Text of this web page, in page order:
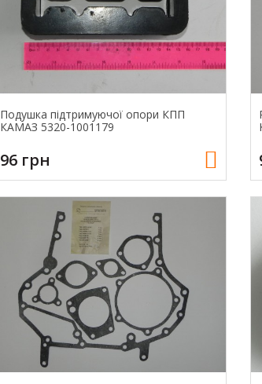
Подушка підтримуючої опори КПП
КАМАЗ 5320-1001179
96 грн